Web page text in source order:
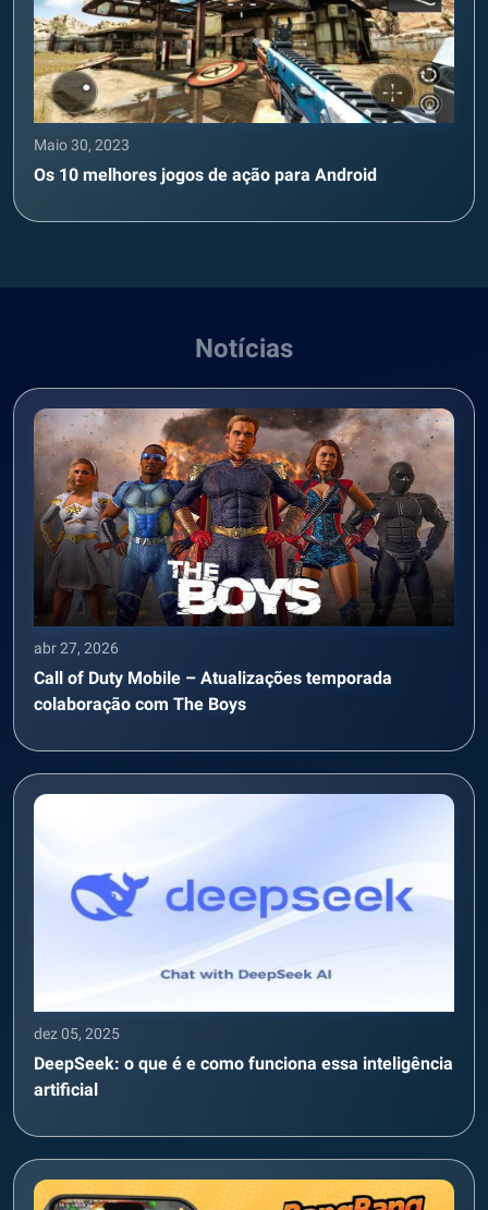
Maio 30, 2023
Os 10 melhores jogos de ação para Android
Notícias
abr 27, 2026
Call of Duty Mobile – Atualizações temporada
colaboração com The Boys
dez 05, 2025
DeepSeek: o que é e como funciona essa inteligência
artificial